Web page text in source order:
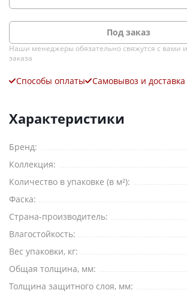
Под заказ
Наши менеджеры обязательно свяжутся с вами и
заказа
Способы оплаты Самовывоз и доставка
Характеристики
Бренд:
Коллекция:
Количество в упаковке (в м²):
Фаска:
Страна-производитель:
Влагостойкость:
Вес упаковки, кг:
Общая толщина, мм:
Толщина защитного слоя, мм: